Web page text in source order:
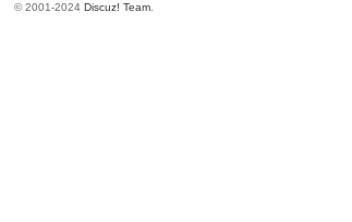
© 2001-2024Discuz! Team